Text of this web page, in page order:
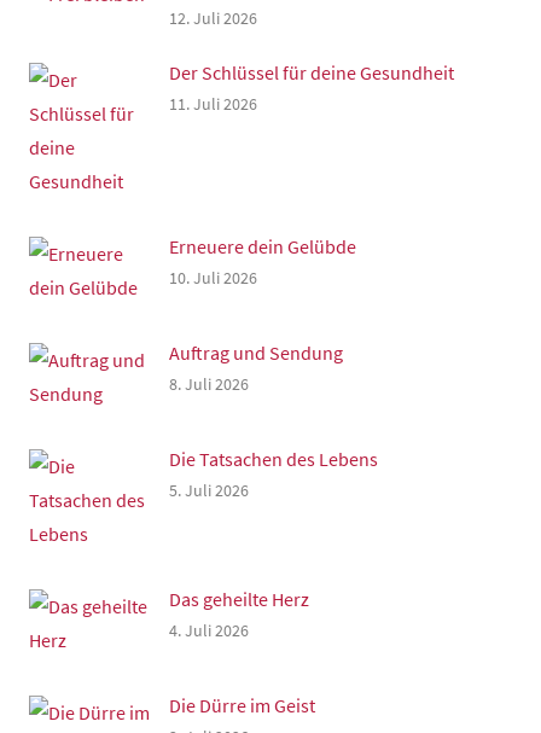
12. Juli 2026
Der Schlüssel für deine Gesundheit
11. Juli 2026
Erneuere dein Gelübde
10. Juli 2026
Auftrag und Sendung
8. Juli 2026
Die Tatsachen des Lebens
5. Juli 2026
Das geheilte Herz
4. Juli 2026
Die Dürre im Geist